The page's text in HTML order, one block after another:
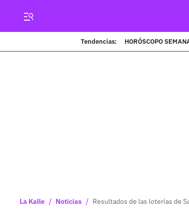
Tendencias: HORÓSCOPO
La Kalle / Noticias / Resultados de las loterías de